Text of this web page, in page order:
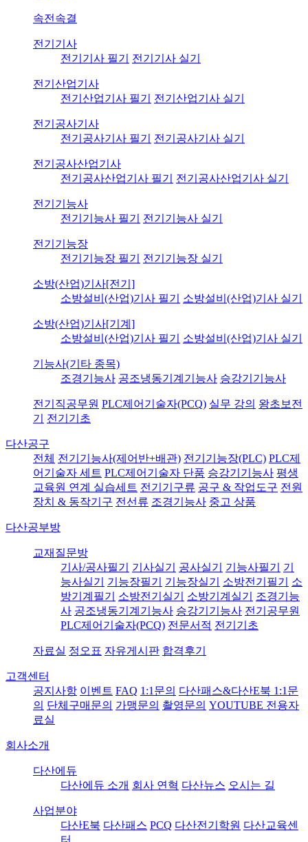
속전속결
전기기사
전기기사 필기
전기기사 실기
전기산업기사
전기산업기사 필기
전기산업기사 실기
전기공사기사
전기공사기사 필기
전기공사기사 실기
전기공사산업기사
전기공사산업기사 필기
전기공사산업기사 실기
전기기능사
전기기능사 필기
전기기능사 실기
전기기능장
전기기능장 필기
전기기능장 실기
소방(산업)기사[전기]
소방설비(산업)기사 필기
소방설비(산업)기사 실기
소방(산업)기사[기계]
소방설비(산업)기사 필기
소방설비(산업)기사 실기
기능사(기타 종목)
조경기능사 공조냉동기계기능사 승강기기능사
전기직공무원 PLC제어기술자(PCQ) 실무 강의 왕초보전
기
전기기초
다산공구
전체 전기기능사(제어반+배관) 전기기능장(PLC) PLC제
어기술자 세트 PLC제어기술자 단품 승강기기능사 평생
교육원 연계 실습세트 전기기구류 공구 & 작업도구 전원
장치 & 동작기구 전선류 조경기능사 중고 상품
다산공부방
교재질문방
기사/공사필기
기사실기 공사실기 기능사필기
기
능사실기
기능장필기 기능장실기 소방전기필기
소
방기계필기
소방전기실기 소방기계실기
조경기능
사 공조냉동기계기능사 승강기기능사 전기공무원
PLC제어기술자(PCQ) 전문서적 전기기초
자료실 정오표 자유게시판 합격후기
고객센터
공지사항 이벤트 FAQ 1:1문의 다산패스&다산E북 1:1문
의 단체구매문의 가맹문의 촬영문의 YOUTUBE 전용자
료실
회사소개
다산에듀
다산에듀 소개 회사 연혁 다산뉴스 오시는 길
사업분야
다산E북 다산패스 PCQ 다산전기학원 다산교육센